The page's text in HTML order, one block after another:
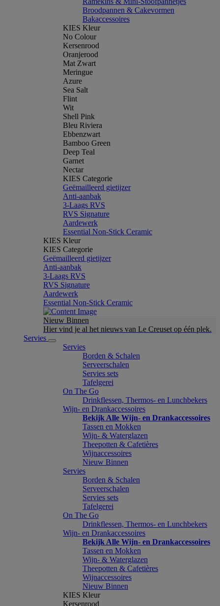
Broodpannen & Cakevormen
Bakaccessoires
KIES Kleur
No Colour
Kersenrood
Oranjerood
Mat Zwart
Meringue
Azure
Sea Salt
Flint
Wit
Shell Pink
Bleu Riviera
Ebbenzwart
Bamboo Green
Deep Teal
Garnet
Nectar
KIES Categorie
Geëmailleerd gietijzer
Anti-aanbak
3-Laags RVS
RVS Signature
Aardewerk
Essential Non-Stick Ceramic
KIES Kleur
KIES Categorie
Geëmailleerd gietijzer
Anti-aanbak
3-Laags RVS
RVS Signature
Aardewerk
Essential Non-Stick Ceramic
Nieuw Binnen
Hier vind je al het nieuws van Le Creuset op één plek.
Servies
Servies
Borden & Schalen
Serveerschalen
Servies sets
Tafelgerei
On The Go
Drinkflessen, Thermos- en Lunchbekers
Wijn- en Drankaccessoires
Bekijk Alle Wijn- en Drankaccessoires
Tassen en Mokken
Wijn- & Waterglazen
Theepotten & Cafetières
Wijnaccessoires
Nieuw Binnen
Servies
Borden & Schalen
Serveerschalen
Servies sets
Tafelgerei
On The Go
Drinkflessen, Thermos- en Lunchbekers
Wijn- en Drankaccessoires
Bekijk Alle Wijn- en Drankaccessoires
Tassen en Mokken
Wijn- & Waterglazen
Theepotten & Cafetières
Wijnaccessoires
Nieuw Binnen
KIES Kleur
Kersenrood